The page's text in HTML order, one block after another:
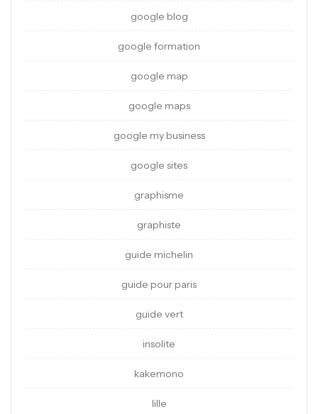
google blog
google formation
google map
google maps
google my business
google sites
graphisme
graphiste
guide michelin
guide pour paris
guide vert
insolite
kakemono
lille